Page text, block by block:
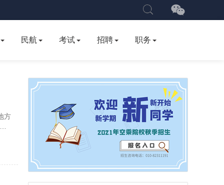
民航 考试 招聘 职务
方